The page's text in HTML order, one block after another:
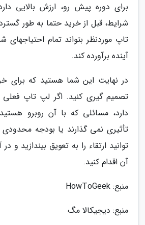
برای دوره پیش رو، ارزش بالایی
شرایط، قبل از خرید حتما به طور
تاپ موردنظر بتواند تمام احتیاجهای
آینده برآورده کند.
در نهایت این شما هستید که برای
تصمیم گیری کنید. اگر لپ تاپ فعلی
دارد، مسائلی که با آن روبرو
تأثیری نمی گذارند یا بودجه محدودی
توانید ارتقاء را به تعویق بیندازید و
آن اقدام کنید.
منبع: HowToGeek
منبع: دیجیکالا مگ